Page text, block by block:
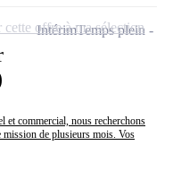
et commercial, nous recherchons
de plusieurs mois. Vos
IntérimTemps plein
cette offre à ma sélection